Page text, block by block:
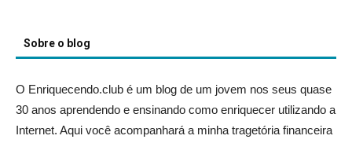
Sobre o blog
O Enriquecendo.club é um blog de um jovem nos seus quase
30 anos aprendendo e ensinando como enriquecer utilizando a
Internet. Aqui você acompanhará a minha tragetória financeira